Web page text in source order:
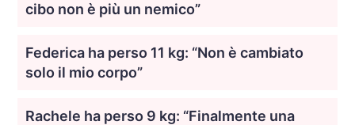
cibo non è più un nemico”
Federica ha perso 11 kg: “Non è cambiato
solo il mio corpo”
Rachele ha perso 9 kg: “Finalmente una